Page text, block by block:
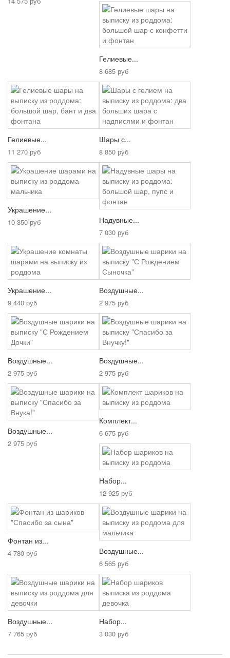
Гелиевые...
8 685 руб
Гелиевые...
11 270 руб
Шары с...
8 850 руб
Украшение...
10 350 руб Надувные...
7 030 руб
Украшение...
9 440 руб
Воздушные...
2 975 руб
Воздушные...
2 975 руб
Воздушные...
2 975 руб
Воздушные...
2 975 руб
Комплект...
6 675 руб
Набор...
12 925 руб
Фонтан из...
4 780 руб Воздушные...
6 565 руб
Воздушные...
7 765 руб
Набор...
3 030 руб